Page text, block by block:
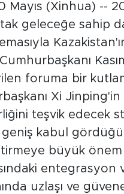
Mayıs (Xinhua) --
geleceğe sahip
foruma bir
Xi
teşvik edecek
kabul
büyük
entegrasyon
uzlaşı ve